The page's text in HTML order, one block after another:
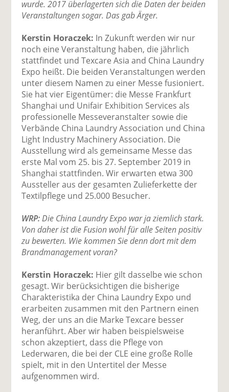
wurde. 2017 überlagerten sich die Daten der beiden
Veranstaltungen sogar. Das gab Ärger.
Kerstin Horaczek: In Zukunft werden wir nur
noch eine Veranstaltung haben, die jährlich
stattfindet und Texcare Asia and China Laundry
Expo heißt. Die beiden Veranstaltungen werden
unter diesem Namen zu einer Messe fusioniert.
Sie hat vier Eigentümer: die Messe Frankfurt
Shanghai und Unifair Exhibition Services als
professionelle Messeveranstalter sowie die
Verbände China Laundry Association und China
Light Industry Machinery Association. Die
Ausstellung wird als gemeinsame Messe das
erste Mal vom 25. bis 27. September 2019 in
Shanghai stattfinden. Wir erwarten etwa 300
Aussteller aus der gesamten Zulieferkette der
Textilpflege und 25.000 Besucher.
WRP:Die China Laundry Expo war ja ziemlich stark.
Von daher ist die Fusion wohl für alle Seiten positiv
zu bewerten. Wie kommen Sie denn dort mit dem
Brandmanagement voran?
Kerstin Horaczek: Hier gilt dasselbe wie schon
gesagt. Wir berücksichtigen die bisherige
Charakteristika der China Laundry Expo und
erarbeiten zusammen mit den Partnern einen
Weg, der uns an die Marke Texcare besser
heranführt. Aber wir haben beispielsweise
schon akzeptiert, dass die Pflege von
Lederwaren, die bei der CLE eine große Rolle
spielt, mit in den Untertitel der Messe
aufgenommen wird.